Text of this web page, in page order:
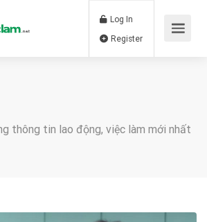
Log In
thông tin lao động, việc làm mới nhất